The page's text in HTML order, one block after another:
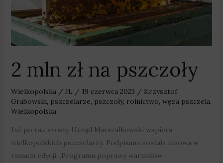
2 mln zł na pszczoły
Wielkopolska/ JL / 19 czerwca 2023 / Krzysztof
Grabowski, pszczelarze, pszczoły, rolnictwo, węza pszczela,
Wielkopolska
Już po raz szósty Urząd Marszałkowski wspiera
wielkopolskich pszczelarzy. Podpisana została umowa w
ramach edycji „Programu poprawy warunków